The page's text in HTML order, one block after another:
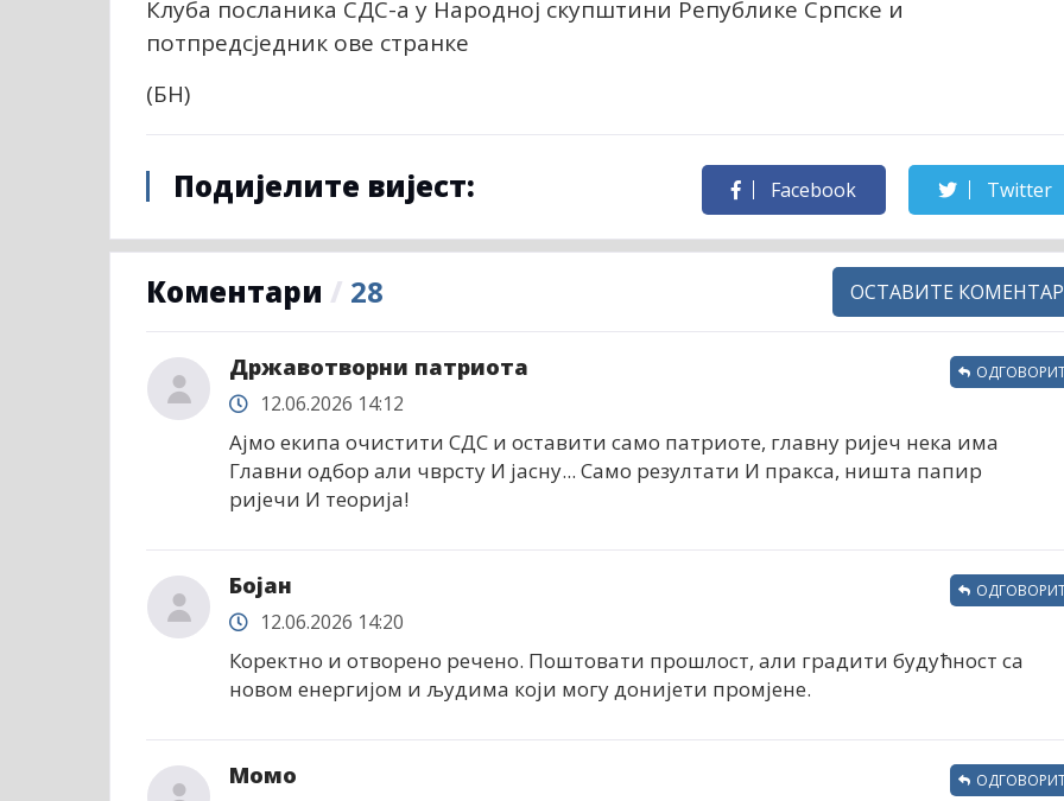
Клуба посланика СДС-а у Народној скупштини Републике Српске и
потпредсједник ове странке
(БН)
Подијелите вијест: Facebook Twitter
Коментари / 28 ОСТАВИТЕ КОМЕНТАР
Државотворни патриота
12.06.2026 14:12
Ајмо екипа очистити СДС и оставити само патриоте, главну ријеч нека има
Главни одбор али чврсту И јасну... Само резултати И пракса, ништа папир
ријечи И теорија!
Бојан
12.06.2026 14:20
Коректно и отворено речено. Поштовати прошлост, али градити будућност са
новом енергијом и људима који могу донијети промјене.
Момо